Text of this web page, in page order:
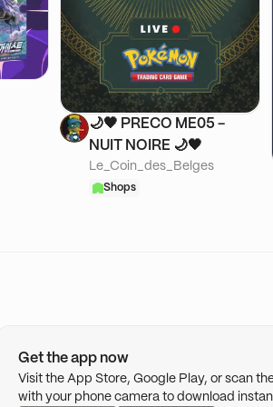
🌙​🖤 PRECO ME05 -
NUIT NOIRE 🌙​🖤
Le_Coin_des_Belges
Shops
Get the app now
Visit the App Store, Google Play, or scan
with your phone camera to download